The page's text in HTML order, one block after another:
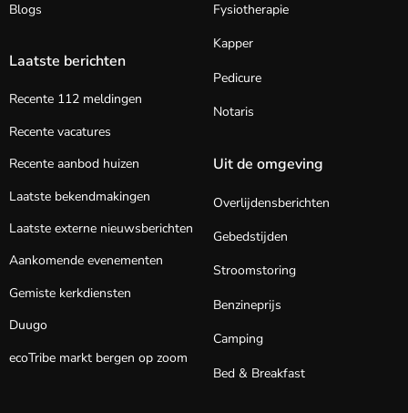
Blogs
Laatste berichten
Recente 112 meldingen
Recente vacatures
Recente aanbod huizen
Laatste bekendmakingen
Laatste externe nieuwsberichten
Aankomende evenementen
Gemiste kerkdiensten
Duugo
ecoTribe markt bergen op zoom
Fysiotherapie
Kapper
Pedicure
Notaris
Uit de omgeving
Overlijdensberichten
Gebedstijden
Stroomstoring
Benzineprijs
Camping
Bed & Breakfast